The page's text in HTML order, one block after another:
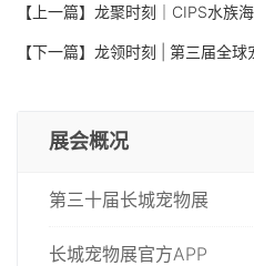
【上一篇】 龙聚时刻｜CIPS水族
【下一篇】 龙领时刻 | 第三届全球
展会概况
第三十届长城宠物展
长城宠物展官方APP